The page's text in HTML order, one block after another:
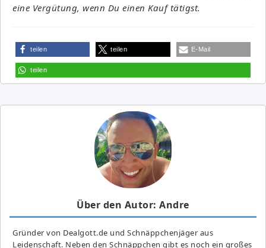
eine Vergütung, wenn Du einen Kauf tätigst.
teilen teilen E-Mail
teilen
Über den Autor: Andre
Gründer von Dealgott.de und Schnäppchenjäger aus
Leidenschaft. Neben den Schnäppchen gibt es noch ein großes